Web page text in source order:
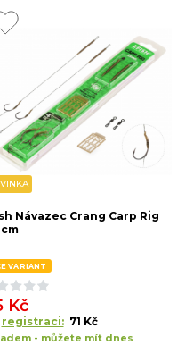
Návazec Crang Carp Rig
VARIANT
Kč
registraci: 71 Kč
- můžete mít dnes